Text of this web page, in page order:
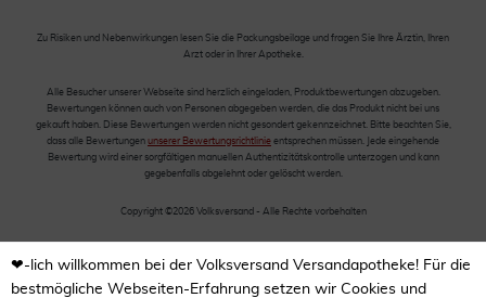
Zu Risiken und Nebenwirkungen lesen Sie die Packungsbeilage und fragen Sie Ihre Ärztin, Ihren
Arzt oder in Ihrer Apotheke.
Alle Besucher unserer Webseite sind herzlich eingeladen, Produktbewertungen abzugeben.
Bewertungen können auch von Personen abgegeben werden, die das Produkt nicht bei uns
gekauft haben. Diese Bewertungen werden nicht gesondert gekennzeichnet. Bitte beachten Sie,
dass alle Bewertungen unserer Bewertungsrichtlinie entsprechen müssen. Jede eingehende
Bewertung wird einer sorgfältigen manuellen Authentizitätskontrolle unterzogen und kann
gegebenfalls abgelehnt oder gelöscht werden.
Copyright ©2026 Volksversand - Alle Rechte vorbehalten
❤-lich willkommen bei der Volksversand Versandapotheke! Für die
bestmögliche Webseiten-Erfahrung setzen wir Cookies und